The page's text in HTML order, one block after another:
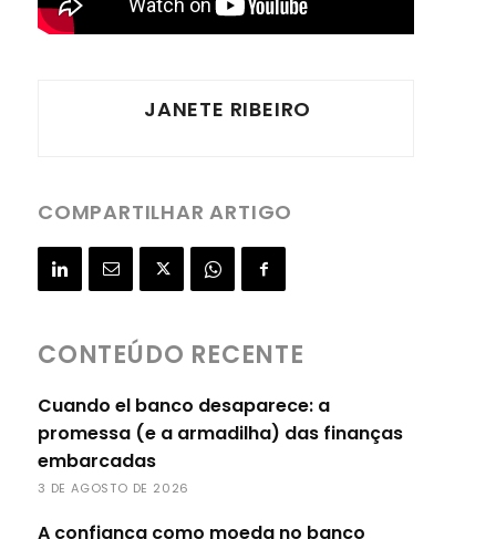
JANETE RIBEIRO
COMPARTILHAR ARTIGO
CONTEÚDO RECENTE
Cuando el banco desaparece: a
promessa (e a armadilha) das finanças
embarcadas
3 DE AGOSTO DE 2026
A confiança como moeda no banco